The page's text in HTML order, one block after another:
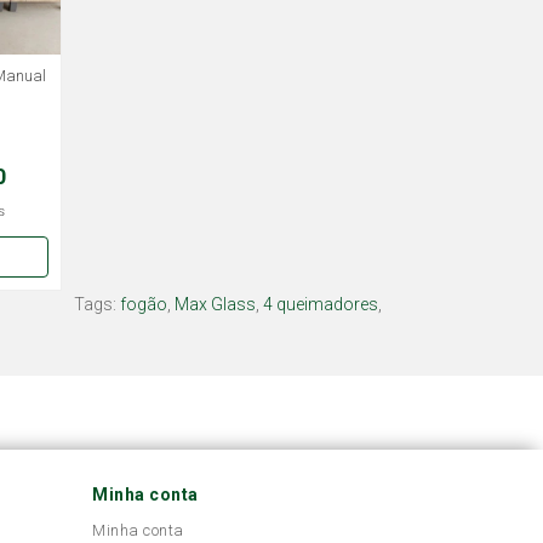
Tags: fogão Max Glass 4 queimadores
Minha conta
Minha conta